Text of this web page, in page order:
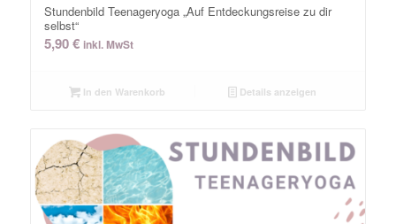
Stundenbild Teenageryoga „Auf Entdeckungsreise zu dir
selbst“
5,90€ inkl. MwSt
In den Warenkorb Details anzeigen